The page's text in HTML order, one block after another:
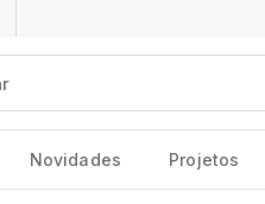
Novidades Projetos